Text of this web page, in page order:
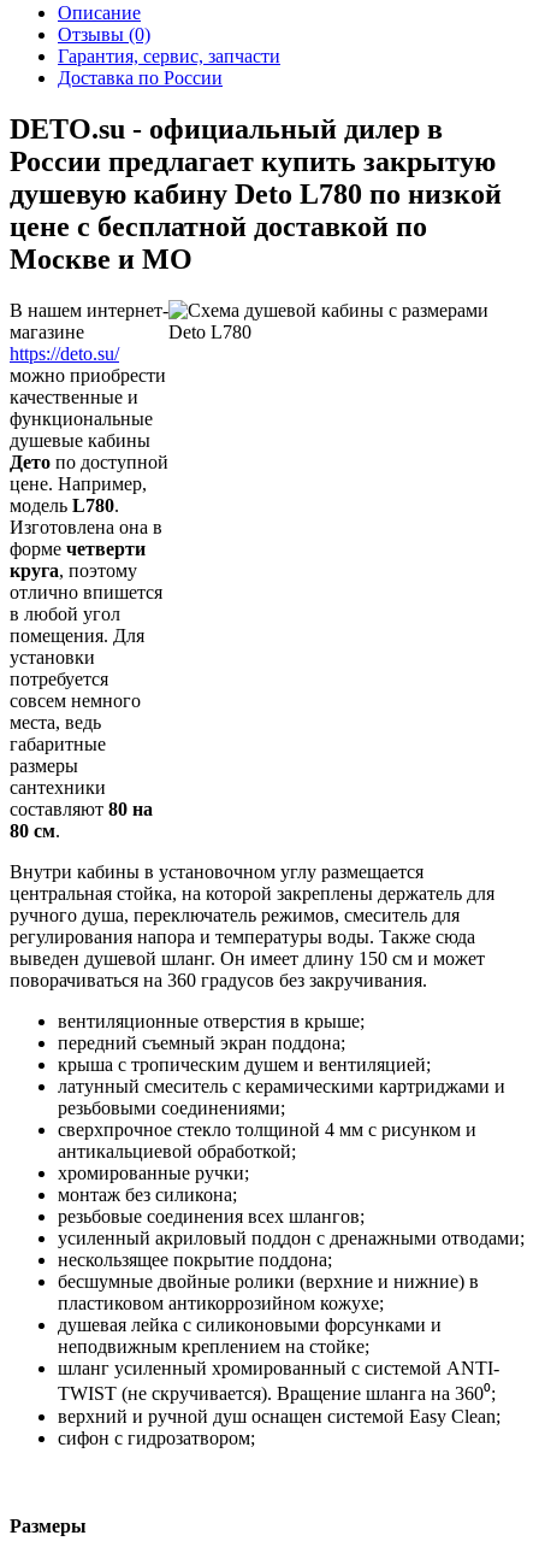
Описание
Отзывы (0)
Гарантия, сервис, запчасти
Доставка по России
DETO.su - официальный дилер в
России предлагает купить закрытую
душевую кабину Deto L780 по низкой
цене с бесплатной доставкой по
Москве и МО
В нашем интернет-
магазине
https://deto.su/
можно приобрести
качественные и
функциональные
душевые кабины
Дето по доступной
цене. Например,
модель L780.
Изготовлена она в
форме четверти
круга, поэтому
отлично впишется
в любой угол
помещения. Для
установки
потребуется
совсем немного
места, ведь
габаритные
размеры
сантехники
составляют 80 на
80 см.
Внутри кабины в установочном углу размещается
центральная стойка, на которой закреплены держатель для
ручного душа, переключатель режимов, смеситель для
регулирования напора и температуры воды. Также сюда
выведен душевой шланг. Он имеет длину 150 см и может
поворачиваться на 360 градусов без закручивания.
вентиляционные отверстия в крыше;
передний съемный экран поддона;
крыша с тропическим душем и вентиляцией;
латунный смеситель с керамическими картриджами и
резьбовыми соединениями;
сверхпрочное стекло толщиной 4 мм с рисунком и
антикальциевой обработкой;
хромированные ручки;
монтаж без силикона;
резьбовые соединения всех шлангов;
усиленный акриловый поддон с дренажными отводами;
нескользящее покрытие поддона;
бесшумные двойные ролики (верхние и нижние) в
пластиковом антикоррозийном кожухе;
душевая лейка с силиконовыми форсунками и
неподвижным креплением на стойке;
шланг усиленный хромированный с системой ANTI-
TWIST (не скручивается). Вращение шланга на 360⁰;
верхний и ручной душ оснащен системой Easy Clean;
сифон с гидрозатвором;
Размеры